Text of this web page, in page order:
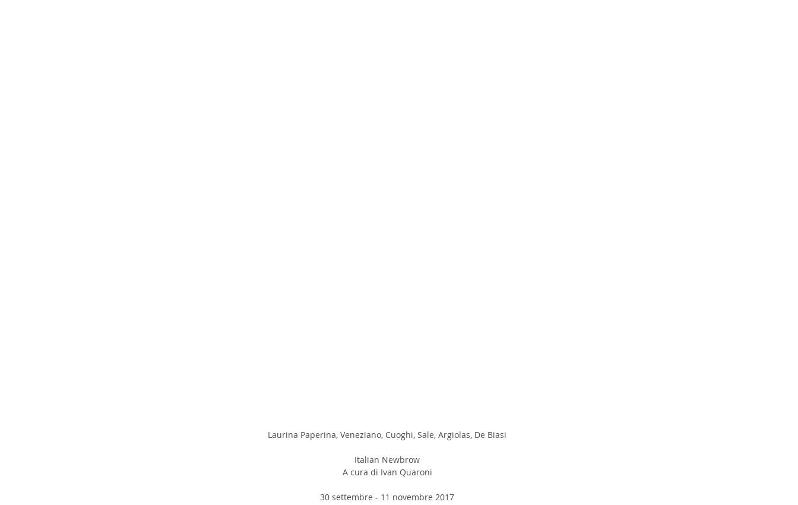
Laurina Paperina, Veneziano, Cuoghi, Sale, Argiolas, De Biasi
Italian Newbrow
A cura di Ivan Quaroni
30 settembre - 11 novembre 2017